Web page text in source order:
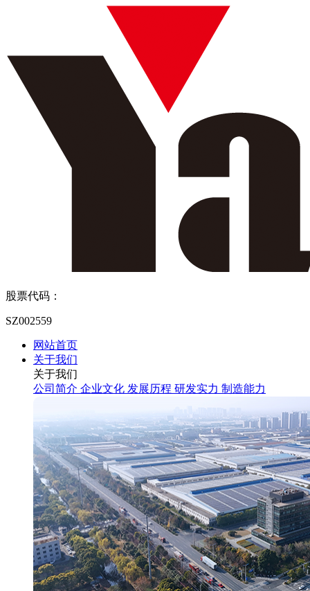
股票代码：
SZ002559
网站首页
关于我们
关于我们
公司简介 企业文化 发展历程 研发实力 制造能力